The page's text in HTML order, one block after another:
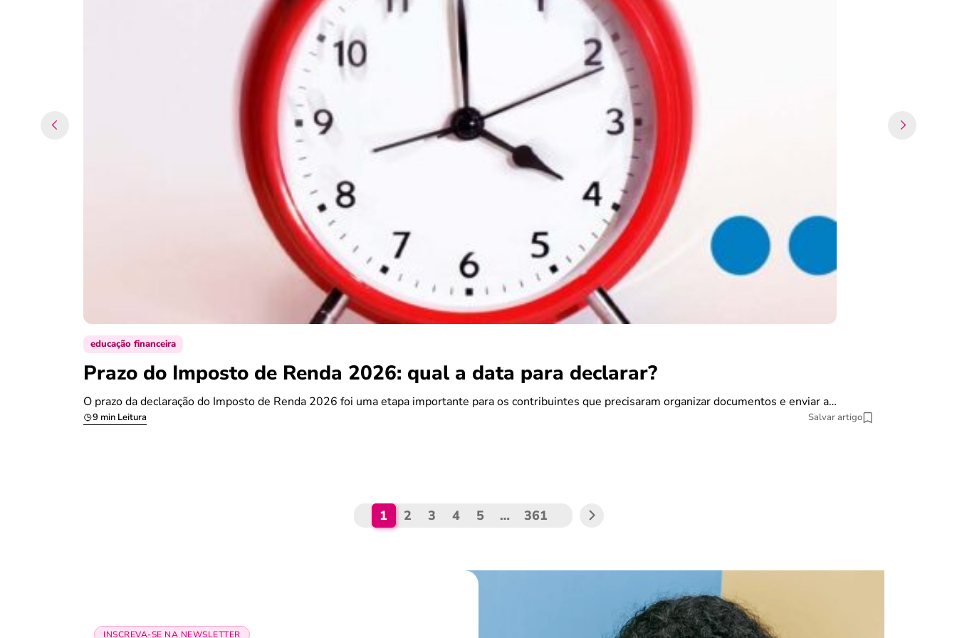
educação financeira
Prazo do Imposto de Renda 2026: qual a data para declarar?
O prazo da declaração do Imposto de Renda 2026 foi uma etapa importante para os contribuintes que precisaram organizar documentos e enviar a…
9 min Leitura Salvar artigo
1 2 3 4 5 … 361
INSCREVA-SE NA NEWSLETTER